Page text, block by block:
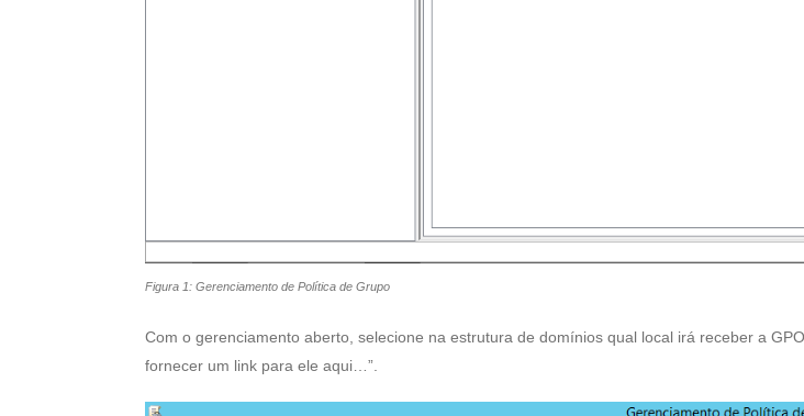
Figura 1: Gerenciamento de Política de Grupo
Com o gerenciamento aberto, selecione na estrutura de domínios qual local irá receber a
fornecer um link para ele aqui…”.